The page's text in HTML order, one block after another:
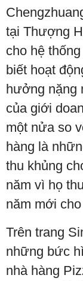
tại Thượng
cho hệ
biết hoạt
hưởng nặng
của giới
một nửa so
hàng là
thu khủng
năm vì họ
năm mới
Trên trang
những bức
nhà hàng